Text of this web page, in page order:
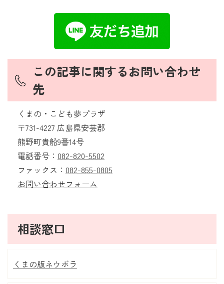
この記事に関するお問い合わせ
先
くまの・こども夢プラザ
〒731-4227 広島県安芸郡
熊野町貴船9番14号
電話番号： 082-820-5502
ファックス： 082-855-0805
お問い合わせフォーム
相談窓口
くまの版ネウボラ